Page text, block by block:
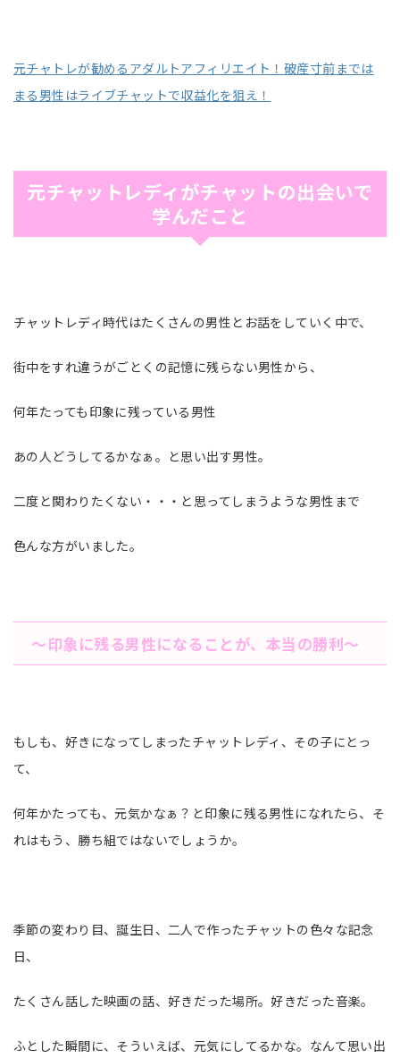
元チャトレが勧めるアダルトアフィリエイト！破産寸前までは
まる男性はライブチャットで収益化を狙え！
元チャットレディがチャットの出会いで
学んだこと
チャットレディ時代はたくさんの男性とお話をしていく中で、
街中をすれ違うがごとくの記憶に残らない男性から、
何年たっても印象に残っている男性
あの人どうしてるかなぁ。と思い出す男性。
二度と関わりたくない・・・と思ってしまうような男性まで
色んな方がいました。
〜印象に残る男性になることが、本当の勝利〜
もしも、好きになってしまったチャットレディ、その子にとっ
て、
何年かたっても、元気かなぁ？と印象に残る男性になれたら、そ
れはもう、勝ち組ではないでしょうか。
季節の変わり目、誕生日、二人で作ったチャットの色々な記念
日、
たくさん話した映画の話、好きだった場所。好きだった音楽。
ふとした瞬間に、そういえば、元気にしてるかな。なんて思い出